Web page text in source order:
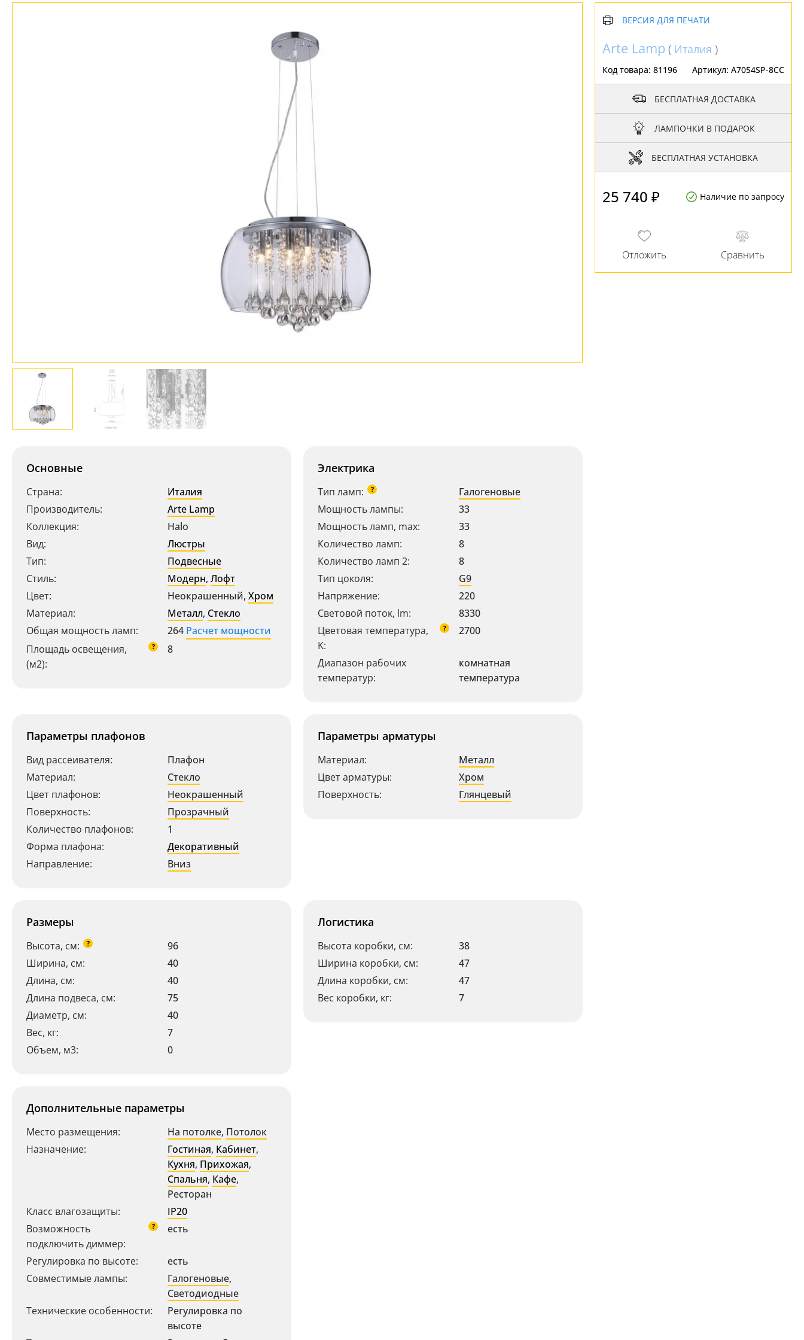
Ваш регион:
+7 (800) 775-63-32- бесплатно по России
+7 (495) 255-03-21
Прозрачные
Хром
Черные
Основные
Страна:
Италия
Производитель:
Arte Lamp
Коллекция:
Halo
Вид:
Люстры
Тип:
Подвесные
Стиль:
Модерн, Лофт
Цвет:
Неокрашенный, Хром
Материал:
Металл, Стекло
Общая мощность ламп:
264 Расчет мощности
Площадь освещения,
(м2):
? 8
Электрика
Тип ламп: ?
Галогеновые
Мощность лампы:
33
Мощность ламп, max:
33
Количество ламп:
8
Количество ламп 2:
8
Тип цоколя:
G9
Напряжение:
220
Световой поток, lm:
8330
Цветовая температура,
K:
? 2700
Диапазон рабочих
температур:
комнатная
температура
Параметры плафонов
Вид рассеивателя:
Плафон
Материал:
Стекло
Цвет плафонов:
Неокрашенный
Поверхность:
Прозрачный
Количество плафонов:
1
Форма плафона:
Декоративный
Направление:
Вниз
Параметры арматуры
Материал:
Металл
Цвет арматуры:
Хром
Поверхность:
Глянцевый
Размеры
Высота, см: ?
96
Ширина, см:
40
Длина, см:
40
Длина подвеса, см:
75
Диаметр, см:
40
Вес, кг:
7
Объем, м3:
0
Логистика
Высота коробки, см:
38
Ширина коробки, см:
47
Длина коробки, см:
47
Вес коробки, кг:
7
Дополнительные параметры
Место размещения: На потолке, Потолок
Назначение:
Гостиная, Кабинет,
Кухня, Прихожая,
Спальня, Кафе,
Ресторан
Класс влагозащиты:
IP20
Возможность
подключить диммер:
? есть
Регулировка по высоте:
есть
Совместимые лампы:
Галогеновые,
Светодиодные
Технические особенности:
Регулировка по
высоте
ВЕРСИЯ ДЛЯ ПЕЧАТИ
Arte Lamp ( Италия )
Код товара: 81196 Артикул: A7054SP-8CC
БЕСПЛАТНАЯ ДОСТАВКА
ЛАМПОЧКИ В ПОДАРОК
БЕСПЛАТНАЯ УСТАНОВКА
25 740 ₽ Наличие по запросу